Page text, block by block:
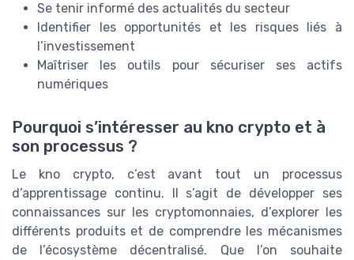
Se tenir informé des actualités du secteur
Identifier les opportunités et les risques liés à
l’investissement
Maîtriser les outils pour sécuriser ses actifs
numériques
Pourquoi s’intéresser au kno crypto et à
son processus ?
Le kno crypto, c’est avant tout un processus
d’apprentissage continu. Il s’agit de développer ses
connaissances sur les cryptomonnaies, d’explorer les
différents produits et de comprendre les mécanismes
de l’écosystème décentralisé. Que l’on souhaite